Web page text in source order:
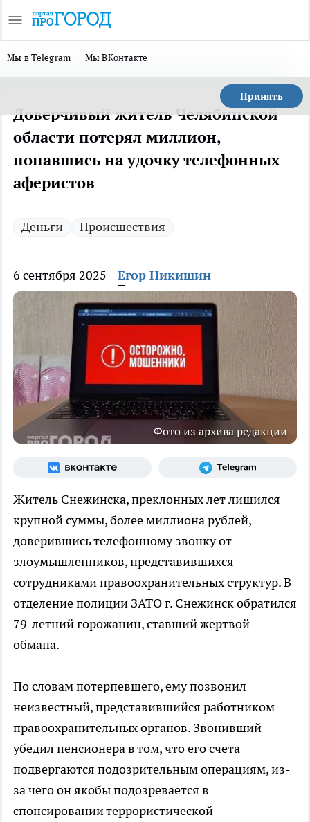
Мы в Telegram Мы ВКонтакте
Принять
Доверчивый житель Челябинской
области потерял миллион,
попавшись на удочку телефонных
аферистов
Деньги Происшествия
6 сентября 2025 Егор Никишин
Фото из архива редакции
Житель Снежинска, преклонных лет лишился
крупной суммы, более миллиона рублей,
доверившись телефонному звонку от
злоумышленников, представившихся
сотрудниками правоохранительных структур. В
отделение полиции ЗАТО г. Снежинск обратился
79-летний горожанин, ставший жертвой
обмана.
По словам потерпевшего, ему позвонил
неизвестный, представившийся работником
правоохранительных органов. Звонивший
убедил пенсионера в том, что его счета
подвергаются подозрительным операциям, из-
за чего он якобы подозревается в
спонсировании террористической